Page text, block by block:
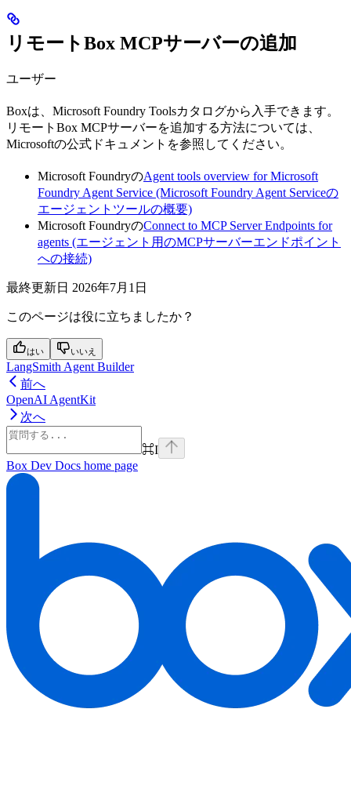
リモートBox MCPサーバーの追加
ユーザー
Boxは、Microsoft Foundry Toolsカタログから入手できます。
リモートBox MCPサーバーを追加する方法については、
Microsoftの公式ドキュメントを参照してください。
Microsoft FoundryのAgent tools overview for Microsoft
Foundry Agent Service (Microsoft Foundry Agent Serviceの
エージェントツールの概要)
Microsoft FoundryのConnect to MCP Server Endpoints for
agents (エージェント用のMCPサーバーエンドポイント
への接続)
最終更新日 2026年7月1日
このページは役に立ちましたか？
はい いいえ
LangSmith Agent Builder
前へ
OpenAI AgentKit
次へ
⌘I
Box Dev Docs home page